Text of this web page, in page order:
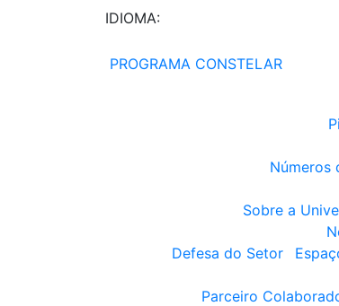
IDIOMA:
PROGRAMA CONSTELAR
Números
Sobre a
Defesa do Setor
Parceiro